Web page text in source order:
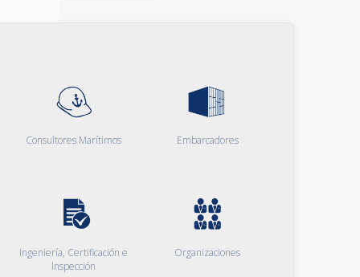
Consultores Marítimos Embarcadores
Ingeniería, Certificación e
Inspección
Organizaciones